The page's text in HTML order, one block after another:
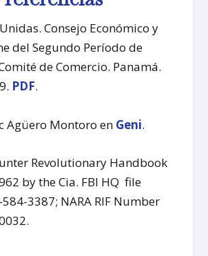
Consejo Económico y
del Segundo Período de
de Comercio. Panamá.
PDF.
Agüero Montoro en Geni.
Revolutionary Handbook
by the Cia. FBI HQ file
3387; NARA RIF Number